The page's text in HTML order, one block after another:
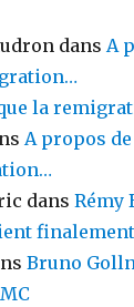
dansA
que la
A propos
dansRémy
Bruno